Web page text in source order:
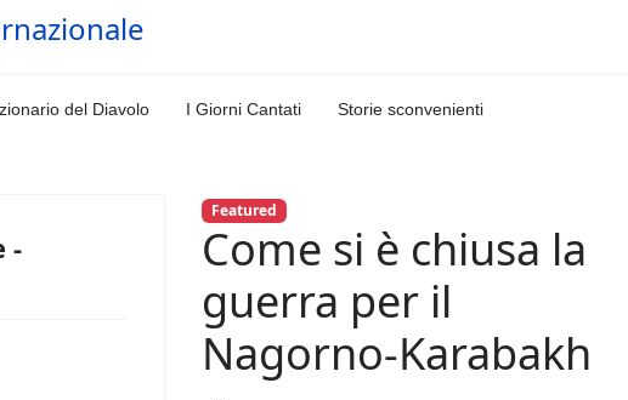
del Diavolo I Giorni Cantati Storie sconvenienti
-
Featured
Come si è chiusa la
guerra per il
Nagorno-Karabakh